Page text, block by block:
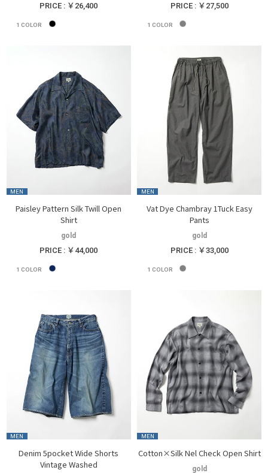
PRICE : ￥26,400
1 COLOR
PRICE : ￥27,500
1 COLOR
MEN
Paisley Pattern Silk Twill Open
Shirt
gold
PRICE : ￥44,000
1 COLOR
MEN
Vat Dye Chambray 1Tuck Easy
Pants
gold
PRICE : ￥33,000
1 COLOR
MEN
Denim 5pocket Wide Shorts
Vintage Washed
MEN
Cotton×Silk Nel Check Open Shirt
gold